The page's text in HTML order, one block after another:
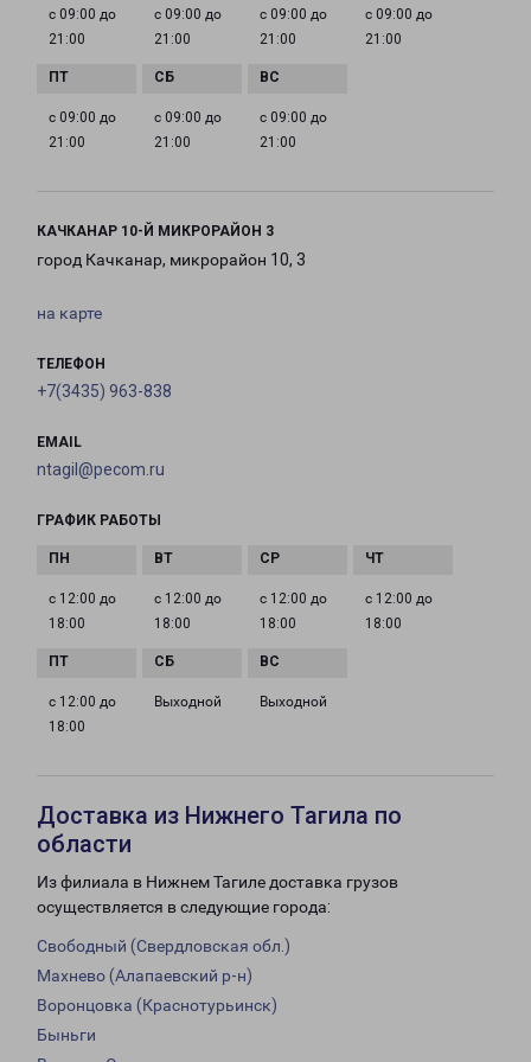
с 09:00 до
21:00
с 09:00 до
21:00
с 09:00 до
21:00
с 09:00 до
21:00
с 09:00 до
21:00
с 09:00 до
21:00
с 09:00 до
21:00
КАЧКАНАР 10-Й МИКРОРАЙОН 3
город Качканар, микрорайон 10, 3
на карте
ТЕЛЕФОН
+7(3435) 963-838
EMAIL
ntagil@pecom.ru
ГРАФИК РАБОТЫ
с 12:00 до
18:00
с 12:00 до
18:00
с 12:00 до
18:00
с 12:00 до
18:00
с 12:00 до
18:00
Выходной Выходной
Доставка из Нижнего Тагила по
области
Из филиала в Нижнем Тагиле доставка грузов
осуществляется в следующие города:
Свободный (Свердловская обл.)
Махнево (Алапаевский р-н)
Воронцовка (Краснотурьинск)
Быньги